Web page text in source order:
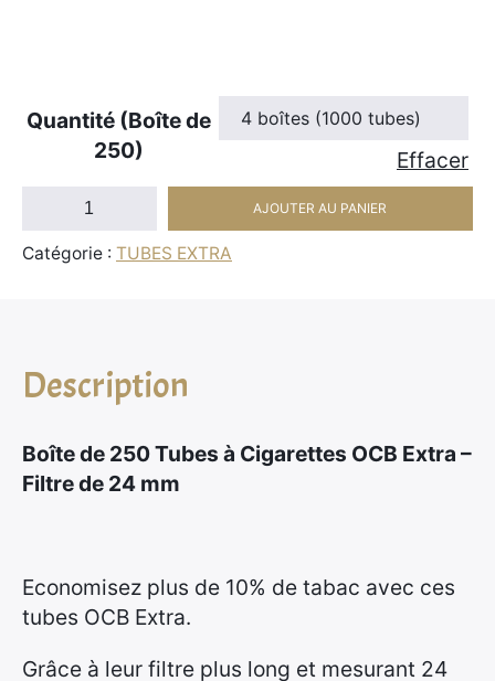
i
:
à
9
€
Quantité (Boîte de
250)
Effacer
quantité
Boîte
à
Cigarettes
OCB
Extra
Rouge
de
24
AJOUTER AU PANIER
Catégorie : TUBES EXTRA
Description
Boîte de 250 Tubes à Cigarettes OCB Extra –
Filtre de 24 mm
Economisez plus de 10% de tabac avec ces
tubes OCB Extra.
Grâce à leur filtre plus long et mesurant 24